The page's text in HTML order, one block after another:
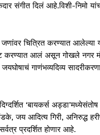
संगीत दिलं आहे.विशी-निमो
चित्रित करण्यात आलेल्या
आलं असून गोखले नगर
गाणंभव्यदिव्य
‘बायकर्स
जय आदित्य गिरी, अनिरुद्ध
प्रदर्शित होणार आहे.